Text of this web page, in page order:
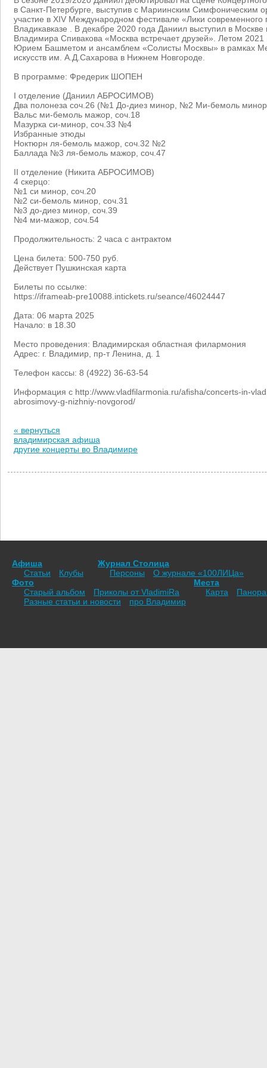
в Санкт-Петербурге, выступив с Мариинским Симфоническим
участие в XIV Международном фестивале «Лики современного
Владикавказе . В декабре 2020 года Даниил выступил в
Владимира Спивакова «Москва встречает друзей». Летом 2021
Юрием Башметом и ансамблем «Солисты Москвы» в рамках
искусств им. А.Д.Сахарова в Нижнем Новгороде.
В программе: Фредерик ШОПЕН
I отделение (Даниил АБРОСИМОВ)
Два полонеза соч.26 (№1 До-диез минор, №2 Ми-бемоль
Вальс ми-бемоль мажор, соч.18
Мазурка си-минор, соч.33 №4
Избранные этюды
Ноктюрн ля-бемоль мажор, соч.32 №2
Баллада №3 ля-бемоль мажор, соч.47
II отделение (Никита АБРОСИМОВ)
4 скерцо:
№1 си минор, соч.20
№2 си-бемоль минор, соч.31
№3 до-диез минор, соч.39
№4 ми-мажор, соч.54
Продолжительность: 2 часа с антрактом
Цена билета: 500-750 руб.
Действует Пушкинская карта
Билеты по ссылке:
https://iframeab-pre10088.intickets.ru/seance/46024447
Дата: 06 марта 2025
Начало: в 18.30
Место проведения: Владимирская областная филармония
Адрес: г. Владимир, пр-т Ленина, д. 1
Телефон кассы: 8 (4922) 36-63-54
Информация с http://www.vladfilarmonia.ru/afisha/concerts-in-
abrosimovy-g-nizhniy-novgorod/
« вернуться
владимирская афиша
другие концерты во Владимире
Афиша
Статьи
Клубы
Журнал Столица
Персоны
О журнале «100ЛИЦа»
Фото
Старый альбом
Приколы от VladimiRа
Места
Карта
Разные статьи и новости
про Владимир